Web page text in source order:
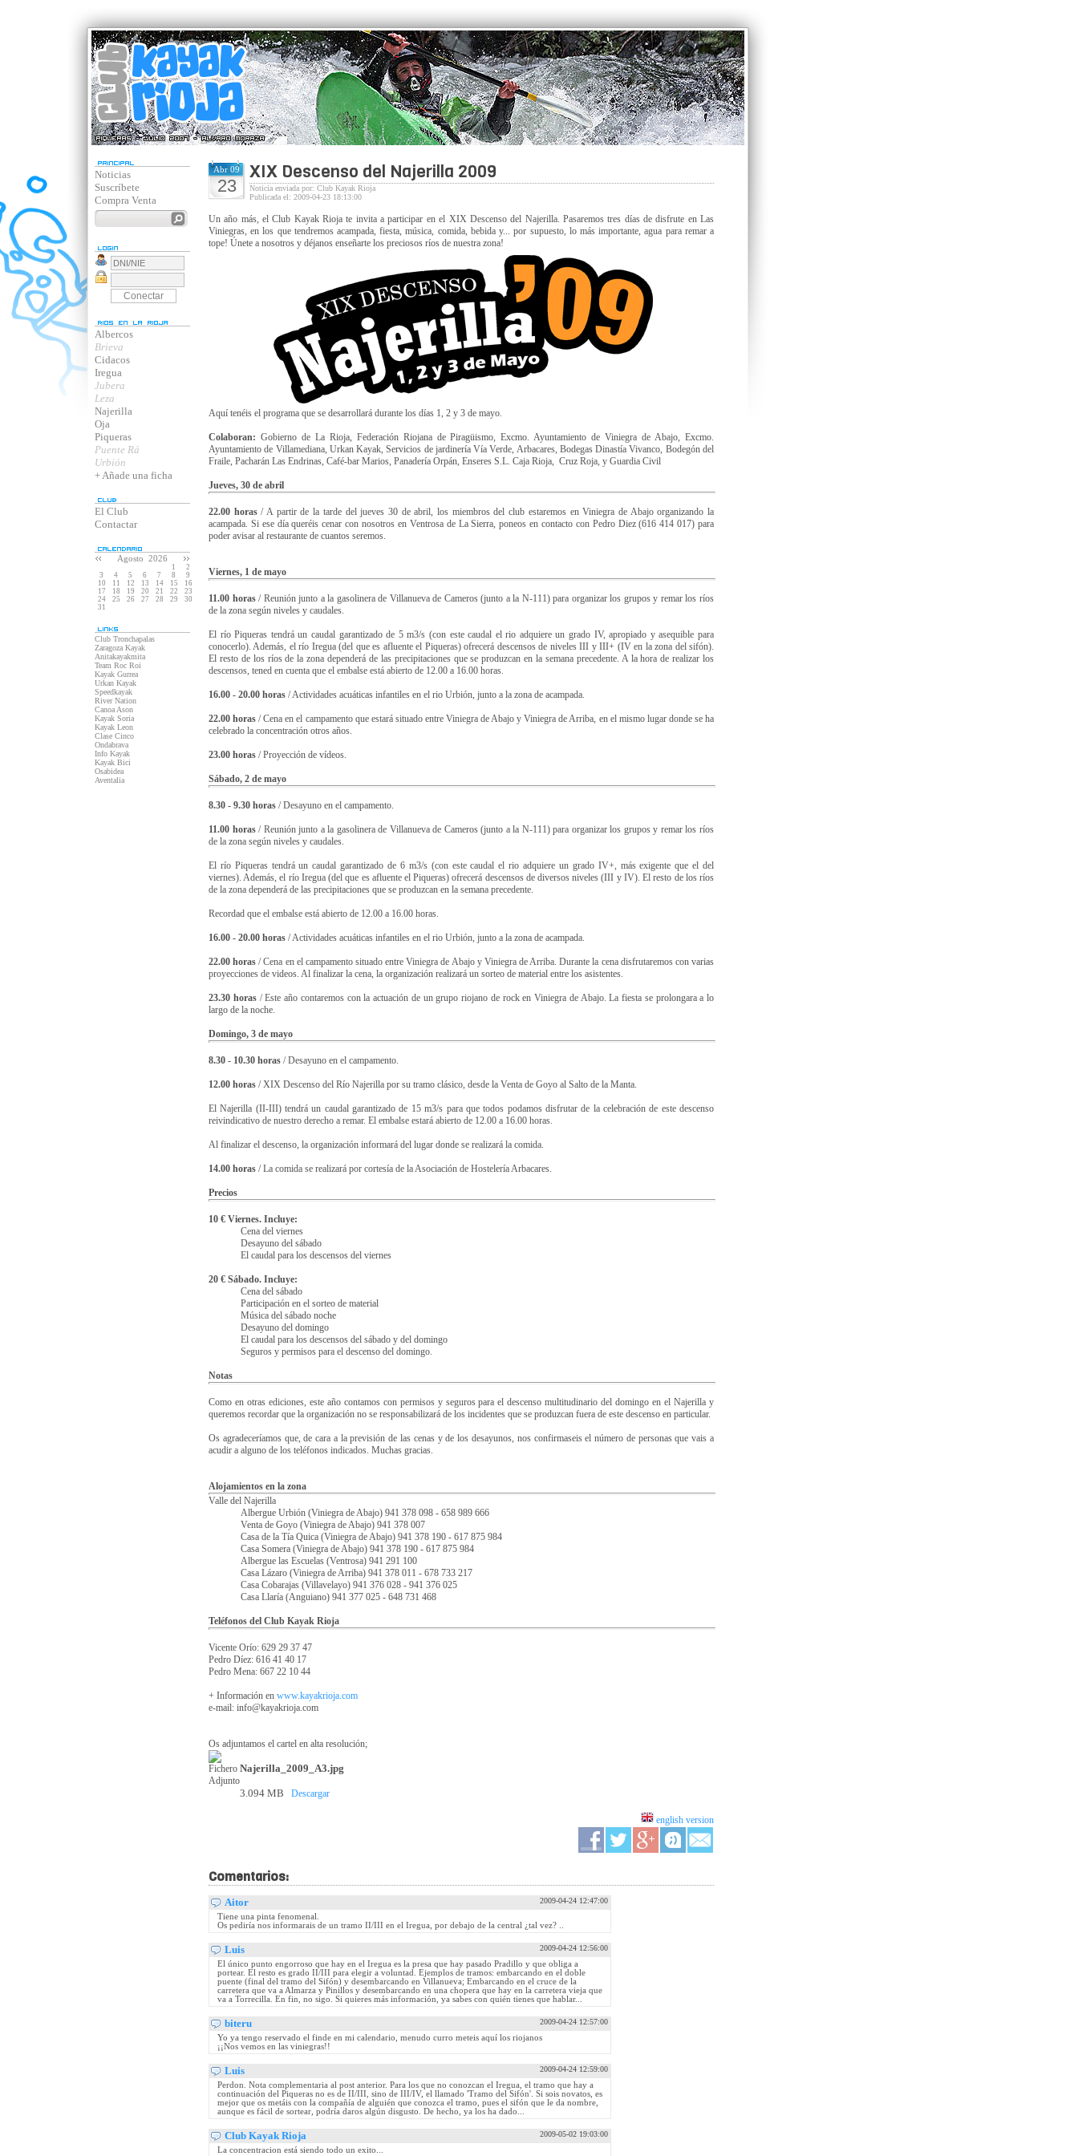
Noticias
Suscríbete
Compra Venta
Albercos
Brieva
Cidacos
Iregua
Jubera
Leza
Najerilla
Oja
Piqueras
Puente Rá
Urbión
+ Añade una ficha
El Club
Contactar
Agosto 2026
1
2
3
4 5 6 7 8
9
10
11 12 13 14 15
16
17
18 19 20 21 22
23
24
25 26 27 28 29
30
31
Club Tronchapalas
Zaragoza Kayak
Anitakayakmita
Team Roc Roi
Kayak Gurrea
Urkan Kayak
Speedkayak
River Nation
Canoa Ason
Kayak Soria
Kayak Leon
Clase Cinco
Ondabrava
Info Kayak
Kayak Bici
Osabidea
Aventalia
Abr 09
23
XIX Descenso del Najerilla 2009
Noticia enviada por: Club Kayak Rioja
Publicada el: 2009-04-23 18:13:00
Un año más, el Club Kayak Rioja te invita a participar en el XIX Descenso del Najerilla. Pasaremos tres días de disfrute en Las
Viniegras, en los que tendremos acampada, fiesta, música, comida, bebida y... por supuesto, lo más importante, agua para remar a
tope! Únete a nosotros y déjanos enseñarte los preciosos ríos de nuestra zona!
Aquí tenéis el programa que se desarrollará durante los días 1, 2 y 3 de mayo.
Colaboran: Gobierno de La Rioja, Federación Riojana de Piragüismo, Excmo. Ayuntamiento de Viniegra de Abajo, Excmo.
Ayuntamiento de Villamediana, Urkan Kayak, Servicios de jardinería Vía Verde, Arbacares, Bodegas Dinastía Vivanco, Bodegón del
Fraile, Pacharán Las Endrinas, Café-bar Marios, Panadería Orpán, Enseres S.L. Caja Rioja, Cruz Roja, y Guardia Civil
Jueves, 30 de abril
22.00 horas/ A partir de la tarde del jueves 30 de abril, los miembros del club estaremos en Viniegra de Abajo organizando la
acampada. Si ese día queréis cenar con nosotros en Ventrosa de La Sierra, poneos en contacto con Pedro Diez (616 414 017) para
poder avisar al restaurante de cuantos seremos.
Viernes, 1 de mayo
11.00 horas/ Reunión junto a la gasolinera de Villanueva de Cameros (junto a la N-111) para organizar los grupos y remar los ríos
de la zona según niveles y caudales.
El río Piqueras tendrá un caudal garantizado de 5 m3/s (con este caudal el rio adquiere un grado IV, apropiado y asequible para
conocerlo). Además, el río Iregua (del que es afluente el Piqueras) ofrecerá descensos de niveles III y III+ (IV en la zona del sifón).
El resto de los ríos de la zona dependerá de las precipitaciones que se produzcan en la semana precedente. A la hora de realizar los
descensos, tened en cuenta que el embalse está abierto de 12.00 a 16.00 horas.
16.00 - 20.00 horas / Actividades acuáticas infantiles en el rio Urbión, junto a la zona de acampada.
22.00 horas / Cena en el campamento que estará situado entre Viniegra de Abajo y Viniegra de Arriba, en el mismo lugar donde se ha
celebrado la concentración otros años.
23.00 horas / Proyección de vídeos.
Sábado, 2 de mayo
8.30 - 9.30 horas / Desayuno en el campamento.
11.00 horas/ Reunión junto a la gasolinera de Villanueva de Cameros (junto a la N-111) para organizar los grupos y remar los ríos
de la zona según niveles y caudales.
El río Piqueras tendrá un caudal garantizado de 6 m3/s (con este caudal el rio adquiere un grado IV+, más exigente que el del
viernes). Además, el río Iregua (del que es afluente el Piqueras) ofrecerá descensos de diversos niveles (III y IV). El resto de los ríos
de la zona dependerá de las precipitaciones que se produzcan en la semana precedente.
Recordad que el embalse está abierto de 12.00 a 16.00 horas.
16.00 - 20.00 horas / Actividades acuáticas infantiles en el rio Urbión, junto a la zona de acampada.
22.00 horas / Cena en el campamento situado entre Viniegra de Abajo y Viniegra de Arriba. Durante la cena disfrutaremos con varias
proyecciones de videos. Al finalizar la cena, la organización realizará un sorteo de material entre los asistentes.
23.30 horas/ Este año contaremos con la actuación de un grupo riojano de rock en Viniegra de Abajo. La fiesta se prolongara a lo
largo de la noche.
Domingo, 3 de mayo
8.30 - 10.30 horas / Desayuno en el campamento.
12.00 horas / XIX Descenso del Río Najerilla por su tramo clásico, desde la Venta de Goyo al Salto de la Manta.
El Najerilla (II-III) tendrá un caudal garantizado de 15 m3/s para que todos podamos disfrutar de la celebración de este descenso
reivindicativo de nuestro derecho a remar. El embalse estará abierto de 12.00 a 16.00 horas.
Al finalizar el descenso, la organización informará del lugar donde se realizará la comida.
14.00 horas / La comida se realizará por cortesía de la Asociación de Hostelería Arbacares.
Precios
10 € Viernes. Incluye:
Cena del viernes
Desayuno del sábado
El caudal para los descensos del viernes
20 € Sábado. Incluye:
Cena del sábado
Participación en el sorteo de material
Música del sábado noche
Desayuno del domingo
El caudal para los descensos del sábado y del domingo
Seguros y permisos para el descenso del domingo.
Notas
Como en otras ediciones, este año contamos con permisos y seguros para el descenso multitudinario del domingo en el Najerilla y
queremos recordar que la organización no se responsabilizará de los incidentes que se produzcan fuera de este descenso en particular.
Os agradeceríamos que, de cara a la previsión de las cenas y de los desayunos, nos confirmaseis el número de personas que vais a
acudir a alguno de los teléfonos indicados. Muchas gracias.
Alojamientos en la zona
Valle del Najerilla
Albergue Urbión (Viniegra de Abajo) 941 378 098 - 658 989 666
Venta de Goyo (Viniegra de Abajo) 941 378 007
Casa de la Tía Quica (Viniegra de Abajo) 941 378 190 - 617 875 984
Casa Somera (Viniegra de Abajo) 941 378 190 - 617 875 984
Albergue las Escuelas (Ventrosa) 941 291 100
Casa Lázaro (Viniegra de Arriba) 941 378 011 - 678 733 217
Casa Cobarajas (Villavelayo) 941 376 028 - 941 376 025
Casa Llaría (Anguiano) 941 377 025 - 648 731 468
Teléfonos del Club Kayak Rioja
Vicente Orío: 629 29 37 47
Pedro Díez: 616 41 40 17
Pedro Mena: 667 22 10 44
+ Información en www.kayakrioja.com
e-mail: info@kayakrioja.com
Os adjuntamos el cartel en alta resolución;
Najerilla_2009_A3.jpg
3.094 MB Descargar
english version
Comentarios:
Aitor
2009-04-24 12:47:00
Tiene una pinta fenomenal.
Os pediría nos informarais de un tramo II/III en el Iregua, por debajo de la central ¿tal vez? ..
Luis
2009-04-24 12:56:00
El único punto engorroso que hay en el Iregua es la presa que hay pasado Pradillo y que obliga a
portear. El resto es grado II/III para elegir a voluntad. Ejemplos de tramos: embarcando en el doble
puente (final del tramo del Sifón) y desembarcando en Villanueva; Embarcando en el cruce de la
carretera que va a Almarza y Pinillos y desembarcando en una chopera que hay en la carretera vieja que
va a Torrecilla. En fin, no sigo. Si quieres más información, ya sabes con quién tienes que hablar...
biteru
2009-04-24 12:57:00
Yo ya tengo reservado el finde en mi calendario, menudo curro meteis aquí los riojanos
¡¡Nos vemos en las viniegras!!
Luis
2009-04-24 12:59:00
Perdon. Nota complementaria al post anterior. Para los que no conozcan el Iregua, el tramo que hay a
continuación del Piqueras no es de II/III, sino de III/IV, el llamado 'Tramo del Sifón'. Si sois novatos, es
mejor que os metáis con la compañía de alguién que conozca el tramo, pues el sifón que le da nombre,
aunque es fácil de sortear, podría daros algún disgusto. De hecho, ya los ha dado...
Club Kayak Rioja
2009-05-02 19:03:00
La concentracion está siendo todo un exito...